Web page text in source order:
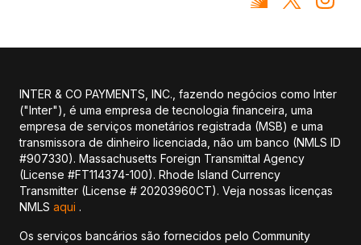
INTER & CO PAYMENTS, INC., fazendo negócios como Inter
("Inter"), é uma empresa de tecnologia financeira, uma
empresa de serviços monetários registrada (MSB) e uma
transmissora de dinheiro licenciada, não um banco (NMLS ID
#907330). Massachusetts Foreign Transmittal Agency
(License #FT114374-100). Rhode Island Currency
Transmitter (License # 20203960CT). Veja nossas licenças
NMLS aqui .
Os serviços bancários são fornecidos pelo Community